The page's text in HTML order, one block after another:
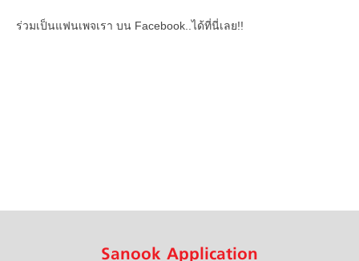
ร่วมเป็นแฟนเพจเรา บน Facebook..ได้ที่นี่เลย!!
Sanook Application